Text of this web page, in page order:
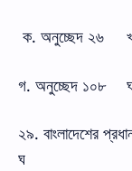
ক. অনুচ্ছেদ ২৬
গ. অনুচ্ছেদ ১০৮
২৯. বাংলাদেশের
ঘ